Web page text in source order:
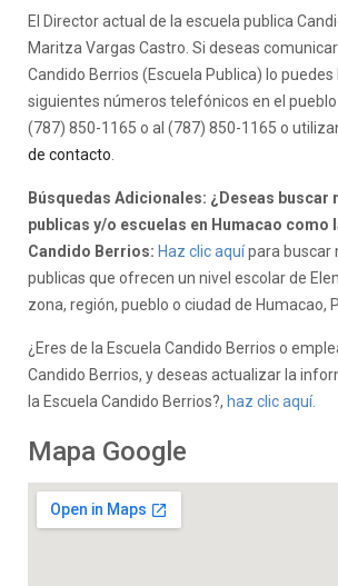
El Director actual de la escuela publica
Maritza Vargas Castro. Si deseas
Candido Berrios (Escuela Publica) lo puedes
siguientes números telefónicos en el
(787) 850-1165 o al (787) 850-1165 o
de contacto
Búsquedas Adicionales: ¿Deseas buscar
publicas y/o escuelas en Humacao como
Candido Berrios: Haz clic aquípara buscar
publicas que ofrecen un nivel escolar de
zona, región, pueblo o ciudad de Humacao,
¿Eres de la Escuela Candido Berrios o
Candido Berrios, y deseas actualizar la
la Escuela Candido Berrios?, haz clic aquí.
Mapa Google